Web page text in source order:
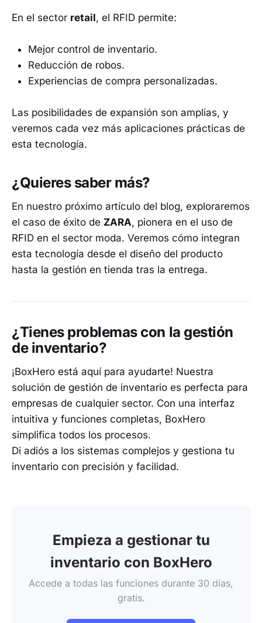
En el sector retail, el RFID permite:
Mejor control de inventario.
Reducción de robos.
Experiencias de compra personalizadas.
Las posibilidades de expansión son amplias, y
veremos cada vez más aplicaciones prácticas de
esta tecnología.
¿Quieres saber más?
En nuestro próximo artículo del blog, exploraremos
el caso de éxito de ZARA, pionera en el uso de
RFID en el sector moda. Veremos cómo integran
esta tecnología desde el diseño del producto
hasta la gestión en tienda tras la entrega.
¿Tienes problemas con la gestión
de inventario?
¡BoxHero está aquí para ayudarte! Nuestra
solución de gestión de inventario es perfecta para
empresas de cualquier sector. Con una interfaz
intuitiva y funciones completas, BoxHero
simplifica todos los procesos.
Di adiós a los sistemas complejos y gestiona tu
inventario con precisión y facilidad.
Empieza a gestionar tu
inventario con BoxHero
Accede a todas las funciones durante 30 días,
gratis.